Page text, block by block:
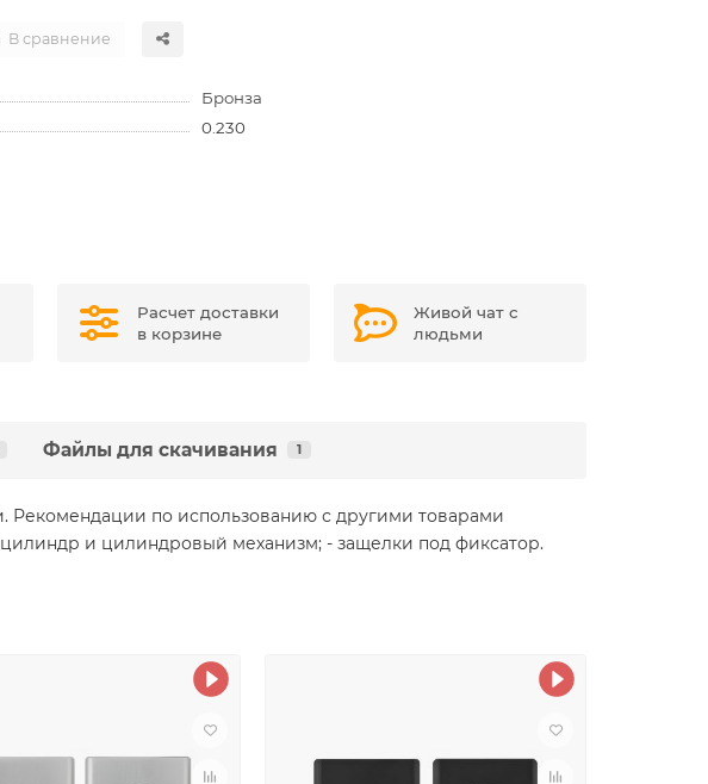
В сравнение
Бронза
0.230
Расчет доставки
в корзине
Живой чат с
людьми
Файлы для скачивания 1
Рекомендации по использованию с другими товарами
и цилиндровый механизм; - защелки под фиксатор.